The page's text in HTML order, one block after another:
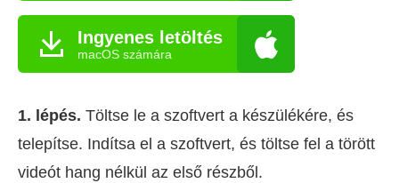
Ingyenes letöltés
macOS számára
1. lépés. Töltse le a szoftvert a készülékére, és
telepítse. Indítsa el a szoftvert, és töltse fel a törött
videót hang nélkül az első részből.